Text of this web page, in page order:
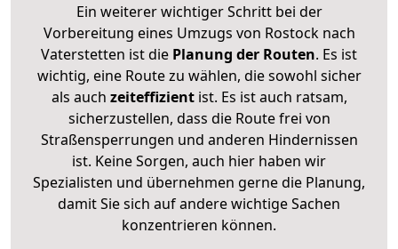
Ein weiterer wichtiger Schritt bei der
Vorbereitung eines Umzugs von Rostock nach
Vaterstetten ist die Planung der Routen. Es ist
wichtig, eine Route zu wählen, die sowohl sicher
als auch zeiteffizientist. Es ist auch ratsam,
sicherzustellen, dass die Route frei von
Straßensperrungen und anderen Hindernissen
ist. Keine Sorgen, auch hier haben wir
Spezialisten und übernehmen gerne die Planung,
damit Sie sich auf andere wichtige Sachen
konzentrieren können.